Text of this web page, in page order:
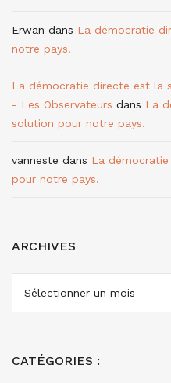
Erwan dans La démocratie
notre pays.
La démocratie directe est la
- Les Observateurs dans La
solution pour notre pays.
vanneste dans La
pour notre pays.
ARCHIVES
CATÉGORIES :